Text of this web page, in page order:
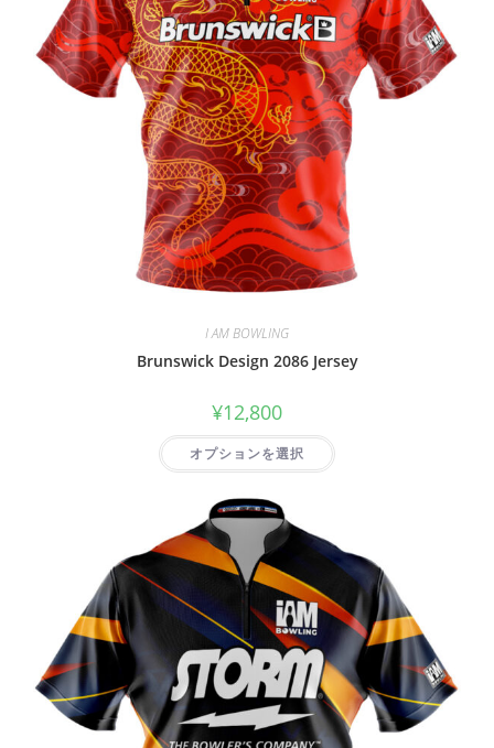
I AM BOWLING
Brunswick Design 2086 Jersey
¥12,800
オプションを選択